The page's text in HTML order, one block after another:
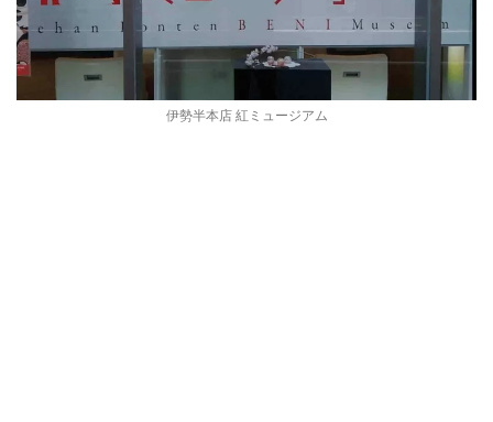
伊勢半本店 紅ミュージアム